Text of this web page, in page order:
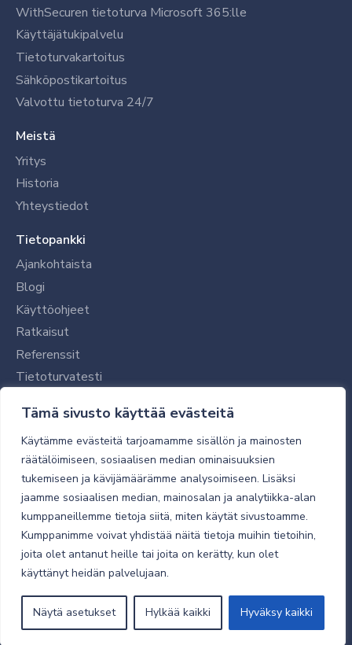
Tämä sivusto käyttää evästeitä
Käytämme evästeitä tarjoamamme sisällön ja mainosten
räätälöimiseen, sosiaalisen median ominaisuuksien
tukemiseen ja kävijämäärämme analysoimiseen. Lisäksi
jaamme sosiaalisen median, mainosalan ja analytiikka-alan
kumppaneillemme tietoja siitä, miten käytät sivustoamme.
Kumppanimme voivat yhdistää näitä tietoja muihin tietoihin,
joita olet antanut heille tai joita on kerätty, kun olet
käyttänyt heidän palvelujaan.
Näytä asetukset Hylkää kaikki Hyväksy kaikki
WithSecuren tietoturva Microsoft 365:lle
Käyttäjätukipalvelu
Tietoturvakartoitus
Sähköpostikartoitus
Valvottu tietoturva 24/7
Meistä
Yritys
Historia
Yhteystiedot
Tietopankki
Ajankohtaista
Blogi
Käyttöohjeet
Ratkaisut
Referenssit
Tietoturvatesti
Tilaajalle
Toimitustavat ja -kulut
Verkkokaupan yleiset ehdot
Toimitusehdot
Tietosuojaseloste
Tietoturva
© 2026 Micro Magic